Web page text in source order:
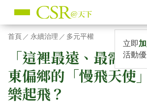
立即
活動優
首頁 永續治理 多元平權
「這裡最遠、最需要
東偏鄉的「慢飛天使
樂起飛？